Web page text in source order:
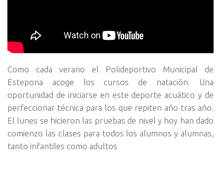
Como cada verano el Polideportivo Municipal de
Estepona acoge los cursos de natación. Una
oportunidad de iniciarse en este deporte acuático y de
perfeccionar técnica para los que repiten año tras año.
El lunes se hicieron las pruebas de nivel y hoy han dado
comienzo las clases para todos los alumnos y alumnas,
tanto infantiles como adultos